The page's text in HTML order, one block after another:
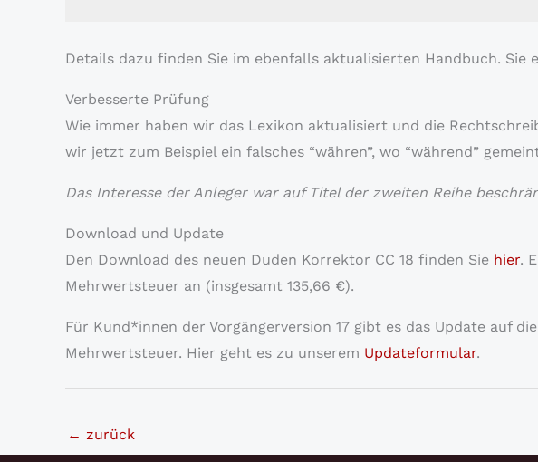
Details dazu finden Sie im ebenfalls aktualisierten Handbuch. Sie
Verbesserte Prüfung
Wie immer haben wir das Lexikon aktualisiert und die
wir jetzt zum Beispiel ein falsches “währen”, wo “während”
Das Interesse der Anleger war auf Titel der zweiten Reihe
Download und Update
Den Download des neuen Duden Korrektor CC 18 finden Sie hier.
Mehrwertsteuer an (insgesamt 135,66 €).
Für Kund*innen der Vorgängerversion 17 gibt es das Update auf
Mehrwertsteuer. Hier geht es zu unserem Updateformular.
← zurück